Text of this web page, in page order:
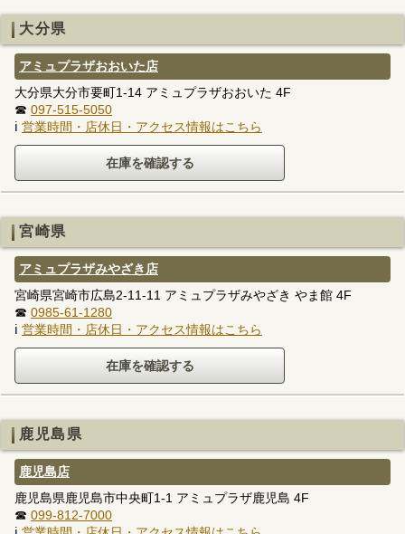
大分県
アミュプラザおおいた店
大分県大分市要町1-14 アミュプラザおおいた 4F
☎ 097-515-5050
ℹ 営業時間・店休日・アクセス情報はこちら
宮崎県
アミュプラザみやざき店
宮崎県宮崎市広島2-11-11 アミュプラザみやざき やま館 4F
☎ 0985-61-1280
ℹ 営業時間・店休日・アクセス情報はこちら
鹿児島県
鹿児島店
鹿児島県鹿児島市中央町1-1 アミュプラザ鹿児島 4F
☎ 099-812-7000